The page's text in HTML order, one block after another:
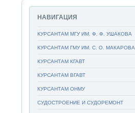
НАВИГАЦИЯ
КУРСАНТАМ МГУ ИМ. Ф. Ф. УШАКОВА
КУРСАНТАМ ГМУ ИМ. С. О. МАКАРОВА
КУРСАНТАМ КГАВТ
КУРСАНТАМ ВГАВТ
КУРСАНТАМ ОНМУ
СУДОСТРОЕНИЕ И СУДОРЕМОНТ